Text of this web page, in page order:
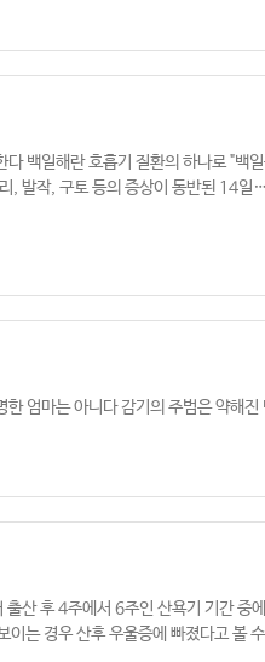
다 백일해란 호흡기 질환의 하나로 "
, 발작, 구토 등의 증상이 동반된 14일…
엄마는 아니다 감기의 주범은 약해
산 후 4주에서 6주인 산욕기 기간 중
이는 경우 산후 우울증에 빠졌다고 볼